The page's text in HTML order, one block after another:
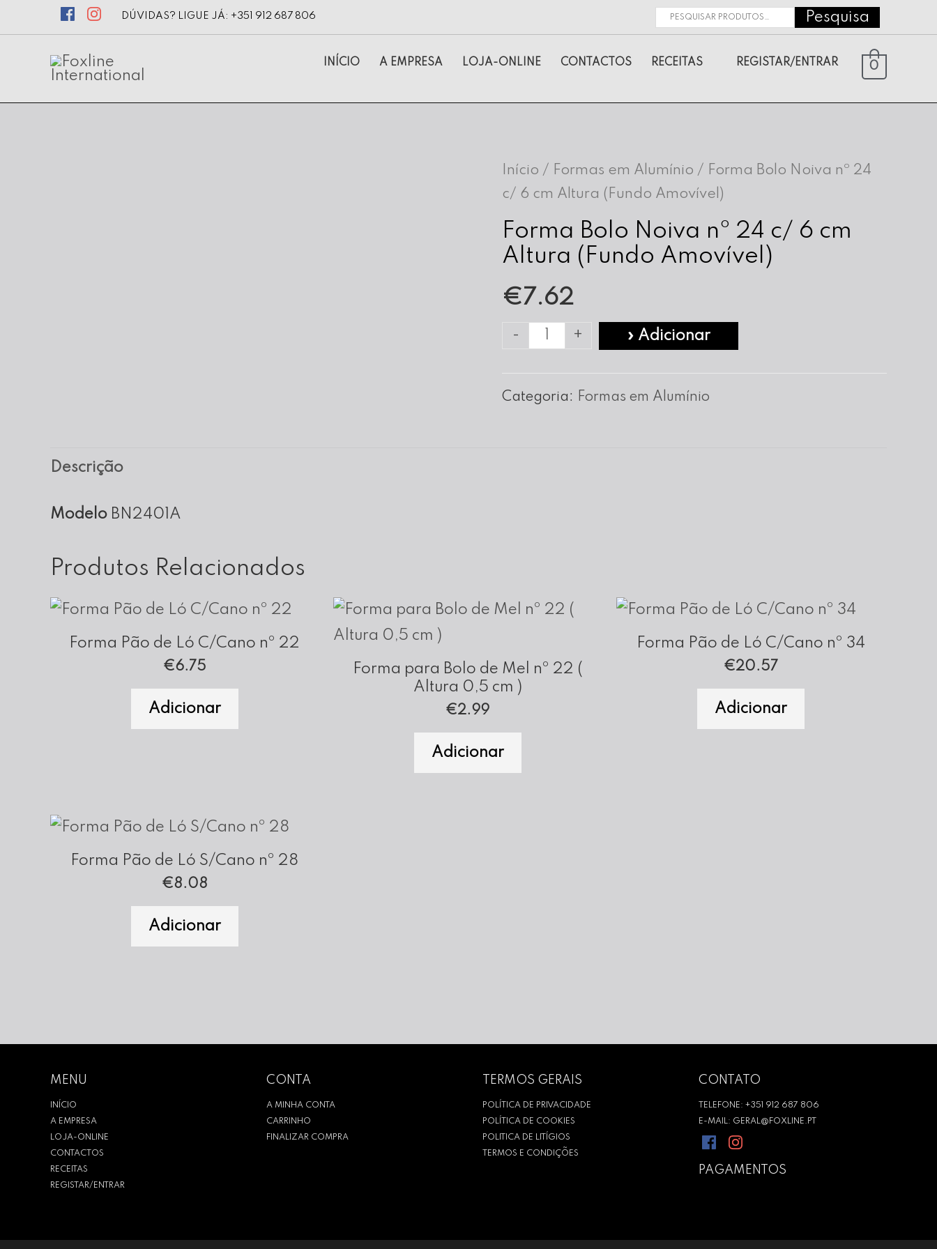
DÚVIDAS? LIGUE JÁ: +351 912 687 806
Pesquisar
Pesquisa
INÍCIO A EMPRESA LOJA-ONLINE CONTACTOS RECEITAS REGISTAR/ENTRAR 0
Início / Formas em Alumínio / Forma Bolo Noiva nº 24
c/ 6 cm Altura (Fundo Amovível)
Forma Bolo Noiva nº 24 c/ 6 cm
Altura (Fundo Amovível)
€7.62
-
Quantidade
(Fundo
+ » Adicionar
Categoria: Formas em Alumínio
Descrição
Modelo BN2401A
Produtos Relacionados
Forma Pão de Ló C/Cano nº 22
€6.75
Adicionar
Forma para Bolo de Mel nº 22 (
Altura 0,5 cm )
€2.99
Adicionar
Forma Pão de Ló C/Cano nº 34
€20.57
Adicionar
Forma Pão de Ló S/Cano nº 28
€8.08
Adicionar
MENU
INÍCIO
A EMPRESA
LOJA-ONLINE
CONTACTOS
RECEITAS
REGISTAR/ENTRAR
CONTA
A MINHA CONTA
CARRINHO
FINALIZAR COMPRA
TERMOS GERAIS
POLÍTICA DE PRIVACIDADE
POLÍTICA DE COOKIES
POLITICA DE LITÍGIOS
TERMOS E CONDIÇÕES
CONTATO
TELEFONE: +351 912 687 806
E-MAIL: GERAL@FOXLINE.PT
PAGAMENTOS